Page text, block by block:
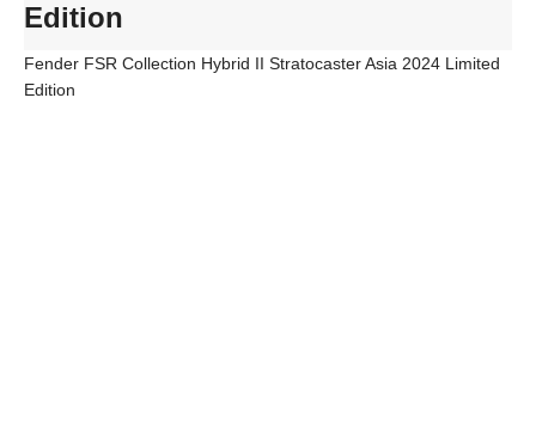
Edition
Fender FSR Collection Hybrid II Stratocaster Asia 2024 Limited
Edition